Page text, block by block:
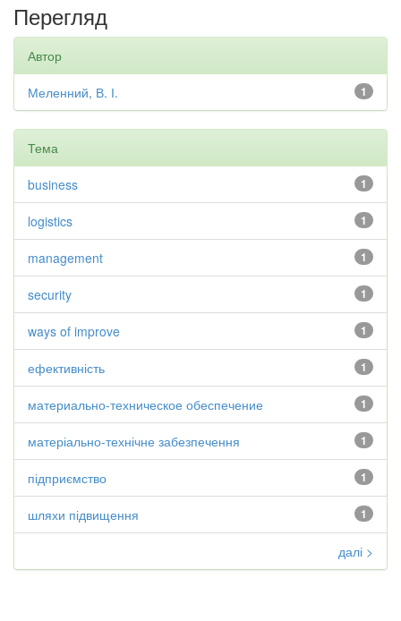
Перегляд
Автор
1
Меленний, В. І.
Тема
1
business
1
logistics
1
management
1
security
1
ways of improve
1
ефективність
1
материально-техническое обеспечение
1
матеріально-технічне забезпечення
1
підприємство
1
шляхи підвищення
далі >